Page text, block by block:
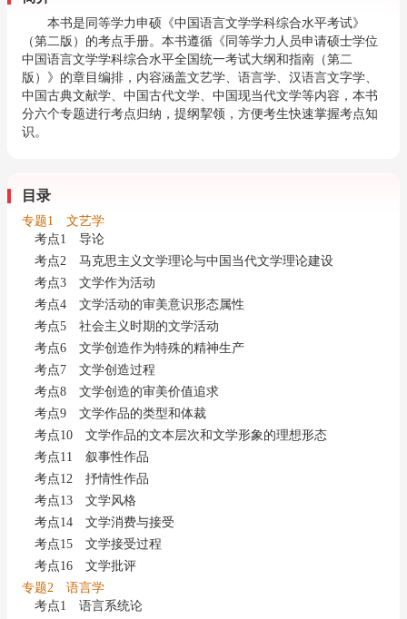
本书是同等学力申硕《中国语言文学学科综合水平考试》
（第二版）的考点手册。本书遵循《同等学力人员申请硕士学位
中国语言文学学科综合水平全国统一考试大纲和指南（第二
版）》的章目编排，内容涵盖文艺学、语言学、汉语言文字学、
中国古典文献学、中国古代文学、中国现当代文学等内容，本书
分六个专题进行考点归纳，提纲挈领，方便考生快速掌握考点知
识。
目录
专题1 文艺学
考点1 导论
考点2 马克思主义文学理论与中国当代文学理论建设
考点3 文学作为活动
考点4 文学活动的审美意识形态属性
考点5 社会主义时期的文学活动
考点6 文学创造作为特殊的精神生产
考点7 文学创造过程
考点8 文学创造的审美价值追求
考点9 文学作品的类型和体裁
考点10 文学作品的文本层次和文学形象的理想形态
考点11 叙事性作品
考点12 抒情性作品
考点13 文学风格
考点14 文学消费与接受
考点15 文学接受过程
考点16 文学批评
专题2 语言学
考点1 语言系统论